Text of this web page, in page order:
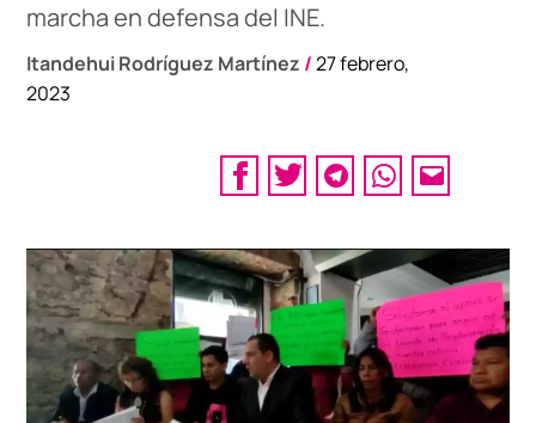
marcha en defensa del INE.
Itandehui Rodríguez Martínez / 27 febrero,
2023